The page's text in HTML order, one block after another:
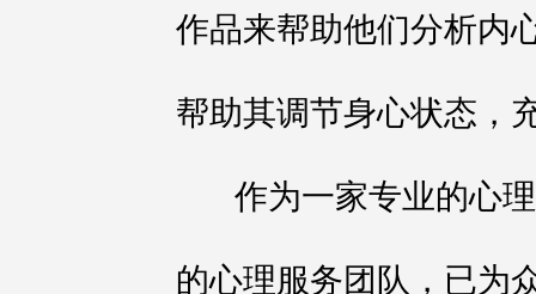
作品来帮助他们分析内
帮助其调节身心状态，
作为一家专业的心理
的心理服务团队，已为